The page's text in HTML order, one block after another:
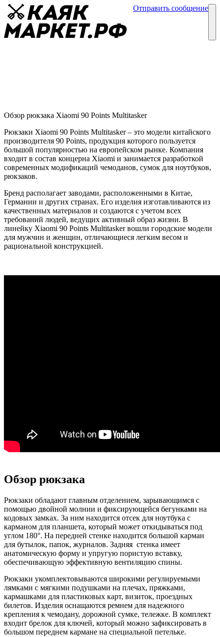
Отправить сообщение
Обзор рюкзака Xiaomi 90 Points Multitasker
Рюкзаки Xiaomi 90 Points Multitasker – это модели китайского
производителя 90 Points, продукция которого пользуется
большой популярностью на европейском рынке. Компания
входит в состав концерна Xiaomi и занимается разработкой
современных модификаций чемоданов, сумок для ноутбуков,
рюкзаков.
Бренд располагает заводами, расположенными в Китае,
Германии и других странах. Его изделия изготавливаются из
качественных материалов и создаются с учетом всех
требований людей, ведущих активный образ жизни. В
линейку Xiaomi 90 Points Multitasker вошли городские модели
для мужчин и женщин, отличающиеся легким весом и
рациональной конструкцией.
Обзор рюкзака
Рюкзаки обладают главным отделением, зарывающимся с
помощью двойной молнии и фиксирующейся бегунками на
кодовых замках. За ним находится отсек для ноутбука с
карманом для планшета, который может откидываться под
углом 180°. На передней стенке находится большой карман
для бутылок, папок, журналов. Задняя стенка имеет
анатомическую форму и упругую пористую вставку,
обеспечивающую эффективную вентиляцию спины.
Рюкзаки укомплектовываются широкими регулируемыми
лямками с мягкими подушками на плечах, пряжками,
кармашками для пластиковых карт, визиток, проездных
билетов. Изделия оснащаются ремнем для надежного
крепления к чемодану, дорожной сумке, тележке. В комплект
входит брелок для ключей, который можно зафиксировать в
большом переднем кармане на специальной петельке.